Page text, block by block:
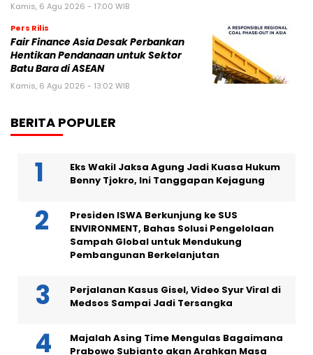
Kamis, 6 Agu 2026 - 17:00 WIB
Pers Rilis
Fair Finance Asia Desak Perbankan
Hentikan Pendanaan untuk Sektor
Batu Bara di ASEAN
Kamis, 6 Agu 2026 - 13:02 WIB
BERITA POPULER
Eks Wakil Jaksa Agung Jadi Kuasa Hukum
Benny Tjokro, Ini Tanggapan Kejagung
Presiden ISWA Berkunjung ke SUS
ENVIRONMENT, Bahas Solusi Pengelolaan
Sampah Global untuk Mendukung
Pembangunan Berkelanjutan
Perjalanan Kasus Gisel, Video Syur Viral di
Medsos Sampai Jadi Tersangka
Majalah Asing Time Mengulas Bagaimana
Prabowo Subianto akan Arahkan Masa